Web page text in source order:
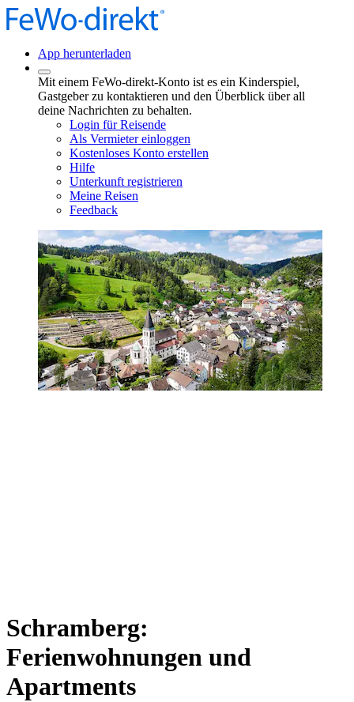
App herunterladen
Mit einem FeWo-direkt-Konto ist es ein Kinderspiel,
Gastgeber zu kontaktieren und den Überblick über all
deine Nachrichten zu behalten.
Login für Reisende
Als Vermieter einloggen
Kostenloses Konto erstellen
Hilfe
Unterkunft registrieren
Meine Reisen
Feedback
Schramberg:
Ferienwohnungen und
Apartments